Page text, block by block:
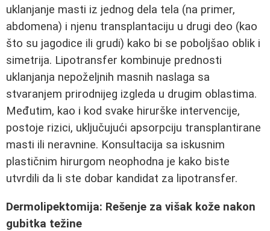
uklanjanje masti iz jednog dela tela (na primer,
abdomena) i njenu transplantaciju u drugi deo (kao
što su jagodice ili grudi) kako bi se poboljšao oblik i
simetrija. Lipotransfer kombinuje prednosti
uklanjanja nepoželjnih masnih naslaga sa
stvaranjem prirodnijeg izgleda u drugim oblastima.
Međutim, kao i kod svake hirurške intervencije,
postoje rizici, uključujući apsorpciju transplantirane
masti ili neravnine. Konsultacija sa iskusnim
plastičnim hirurgom neophodna je kako biste
utvrdili da li ste dobar kandidat za lipotransfer.
Dermolipektomija: Rešenje za višak kože nakon
gubitka težine